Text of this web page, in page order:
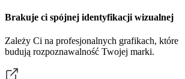
Brakuje ci spójnej identyfikacji wizualnej
Zależy Ci na profesjonalnych grafikach, które
budują rozpoznawalność Twojej marki.